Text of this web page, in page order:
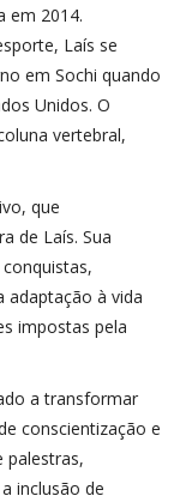
em 2014.
Laís se
em Sochi quando
Unidos. O
vertebral,
que
de Laís. Sua
adaptação à vida
impostas pela
a transformar
conscientização e
palestras,
inclusão de